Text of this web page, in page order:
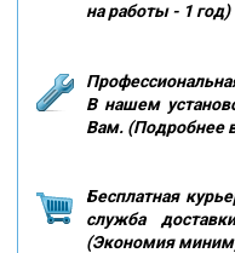
на работы - 1 год)
В нашем
Вам. (Подробнее
Бесплатная
служба
(Экономия